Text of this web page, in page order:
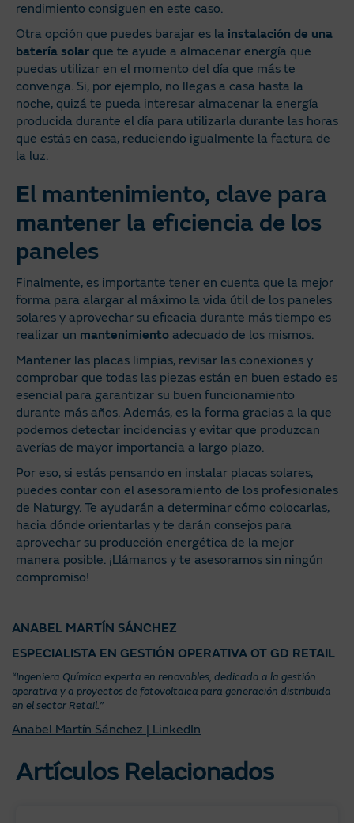
rendimiento consiguen en este caso.
Otra opción que puedes barajar es la instalación de una
batería solar que te ayude a almacenar energía que
puedas utilizar en el momento del día que más te
convenga. Si, por ejemplo, no llegas a casa hasta la
noche, quizá te pueda interesar almacenar la energía
producida durante el día para utilizarla durante las horas
que estás en casa, reduciendo igualmente la factura de
la luz.
El mantenimiento, clave para
mantener la eficiencia de los
paneles
Finalmente, es importante tener en cuenta que la mejor
forma para alargar al máximo la vida útil de los paneles
solares y aprovechar su eficacia durante más tiempo es
realizar un mantenimiento adecuado de los mismos.
Mantener las placas limpias, revisar las conexiones y
comprobar que todas las piezas están en buen estado es
esencial para garantizar su buen funcionamiento
durante más años. Además, es la forma gracias a la que
podemos detectar incidencias y evitar que produzcan
averías de mayor importancia a largo plazo.
Por eso, si estás pensando en instalar placas solares,
puedes contar con el asesoramiento de los profesionales
de Naturgy. Te ayudarán a determinar cómo colocarlas,
hacia dónde orientarlas y te darán consejos para
aprovechar su producción energética de la mejor
manera posible. ¡Llámanos y te asesoramos sin ningún
compromiso!
ANABEL MARTÍN SÁNCHEZ
ESPECIALISTA EN GESTIÓN OPERATIVA OT GD RETAIL
“Ingeniera Química experta en renovables, dedicada a la gestión
operativa y a proyectos de fotovoltaica para generación distribuida
en el sector Retail.”
Anabel Martín Sánchez | LinkedIn
Artículos Relacionados